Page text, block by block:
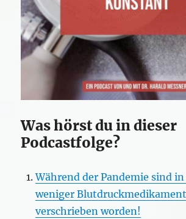
Was hörst du in dieser
Podcastfolge?
Während der Pandemie sind
weniger
verschrieben worden!